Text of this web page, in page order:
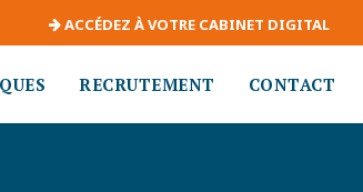
ACCÉDEZ À VOTRE CABINET DIGITAL
RECRUTEMENT CONTACT